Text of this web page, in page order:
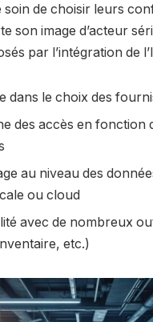
soin de choisir leurs
son image d’acteur
par l’intégration de
dans le choix des
des accès en fonction
au niveau des
ou cloud
avec de nombreux
etc.)